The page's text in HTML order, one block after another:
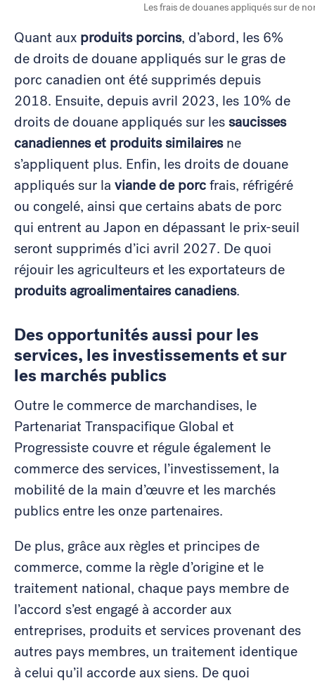
Les frais de douanes appliqués sur de
Quant aux produits porcins, d’abord, les 6%
de droits de douane appliqués sur le gras de
porc canadien ont été supprimés depuis
2018. Ensuite, depuis avril 2023, les 10% de
droits de douane appliqués sur lessaucisses
canadiennes et produits similairesne
s’appliquent plus. Enfin, les droits de douane
appliqués sur la viande de porcfrais, réfrigéré
ou congelé, ainsi que certains abats de porc
qui entrent au Japon en dépassant le prix-seuil
seront supprimés d’ici avril 2027. De quoi
réjouir les agriculteurs et les exportateurs de
produits agroalimentaires canadiens.
Des opportunités aussi pour les
services, les investissements et sur
les marchés publics
Outre le commerce de marchandises, le
Partenariat Transpacifique Global et
Progressiste couvre et régule également le
commerce des services, l’investissement, la
mobilité de la main d’œuvre et les marchés
publics entre les onze partenaires.
De plus, grâce aux règles et principes de
commerce, comme la règle d’origine et le
traitement national, chaque pays membre de
l’accord s’est engagé à accorder aux
entreprises, produits et services provenant des
autres pays membres, un traitement identique
à celui qu’il accorde aux siens. De quoi